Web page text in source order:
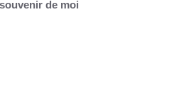
de moi